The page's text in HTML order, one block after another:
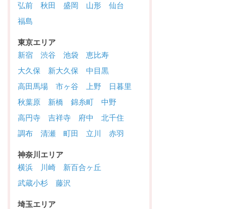
弘前
秋田 盛岡 山形
仙台
福島
東京エリア
新宿
渋谷 池袋
恵比寿
大久保
新大久保
中目黒
高田馬場
市ヶ谷 上野
日暮里
秋葉原
新橋 錦糸町
中野
高円寺
吉祥寺 府中
北千住
調布
清瀬 町田 立川 赤羽
神奈川エリア
横浜
川崎
新百合ヶ丘
武蔵小杉
藤沢
埼玉エリア